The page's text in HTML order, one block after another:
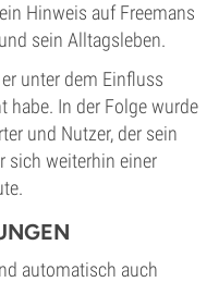
Hinweis auf Freemans
sein Alltagsleben.
unter dem Einfluss
habe. In der Folge wurde
und Nutzer, der sein
sich weiterhin einer
automatisch auch